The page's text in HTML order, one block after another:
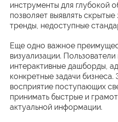
инструменты для глубокой
позволяет выявлять
тренды, недоступные
Еще одно важное
визуализации.
интерактивные дашборды,
конкретные задачи
восприятие поступающих
принимать быстрые и
актуальной информации.